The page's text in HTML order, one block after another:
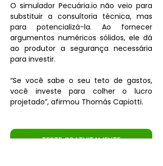
O simulador Pecuária.io não veio para
substituir a consultoria técnica, mas
para potencializá-la. Ao fornecer
argumentos numéricos sólidos, ele dá
ao produtor a segurança necessária
para investir.
“Se você sabe o seu teto de gastos,
você investe para colher o lucro
projetado”, afirmou Thomás Capiotti.
TESTE GRATUITAMENTE